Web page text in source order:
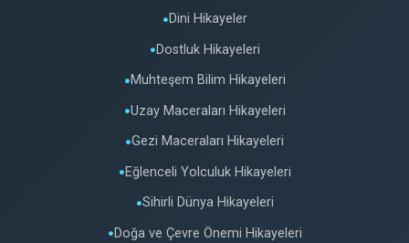
● Dini Hikayeler
● Dostluk Hikayeleri
● Muhteşem Bilim Hikayeleri
●Uzay Maceraları Hikayeleri
●Gezi Maceraları Hikayeleri
● Eğlenceli Yolculuk Hikayeleri
●Sihirli Dünya Hikayeleri
● Doğa ve Çevre Önemi Hikayeleri